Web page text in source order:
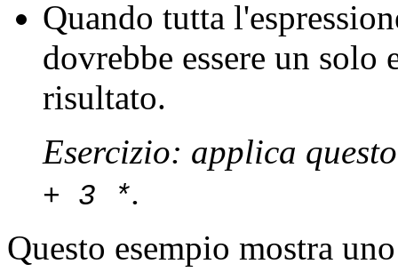
Quando tutta
dovrebbe essere un solo
risultato.
Esercizio: applica
+ 3 *.
Questo esempio mostra